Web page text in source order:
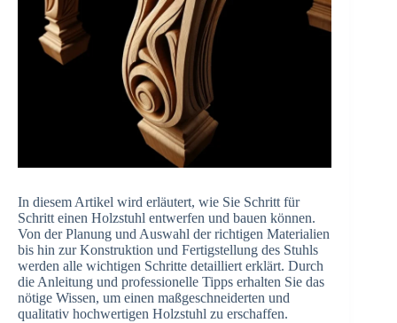
In diesem Artikel wird erläutert, wie Sie Schritt für
Schritt einen Holzstuhl entwerfen und bauen können.
Von der Planung und Auswahl der richtigen Materialien
bis hin zur Konstruktion und Fertigstellung des Stuhls
werden alle wichtigen Schritte detailliert erklärt. Durch
die Anleitung und professionelle Tipps erhalten Sie das
nötige Wissen, um einen maßgeschneiderten und
qualitativ hochwertigen Holzstuhl zu erschaffen.